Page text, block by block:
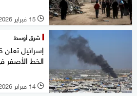
l 15 فبراير 2026
شرق أوسط
إسرائيل
الخط الأصفر
l 14 فبراير 2026